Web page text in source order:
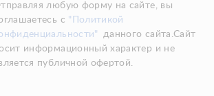
любую форму на сайте, вы
с "Политикой
данного сайта.Сайт
информационный характер и не
публичной офертой.